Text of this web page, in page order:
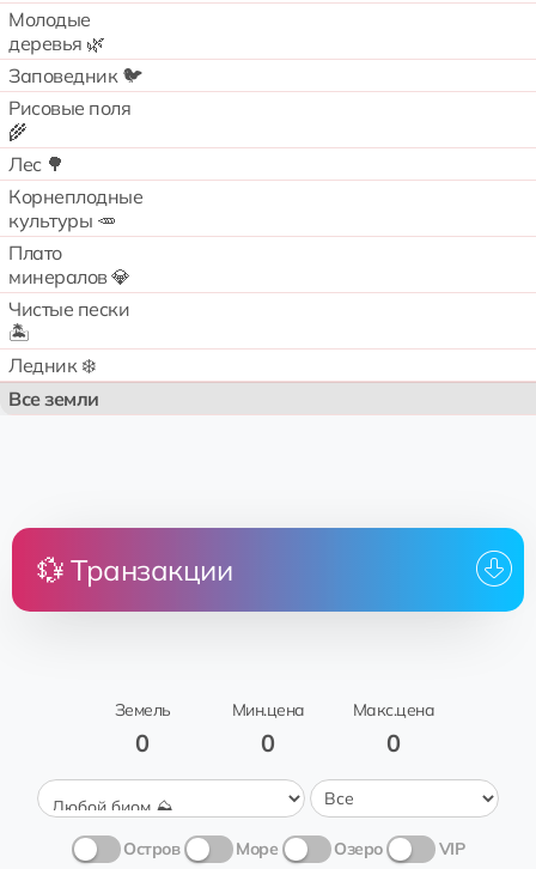
Молодые
деревья 🌿
Заповедник 🐦
Рисовые поля
🌾
Лес 🌳
Корнеплодные
культуры 🥕
Плато
минералов 💎
Чистые пески
🏝️
Ледник ❄️
Все земли
💱 Транзакции
Земель
0
Мин.цена
0
Макс.цена
0
Остров Море Озеро VIP